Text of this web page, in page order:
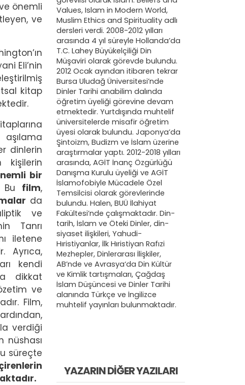
önemli
ve
Eli’nin
kitap
dinlerin
kişilerin
bir
Bu film,
da
ve
Tanrı
iletene
Ayrıca,
kendi
dikkat
ve
Film,
verdiği
nüshası
süreçte
Values, Islam in Modern World,
Muslim Ethics and Spirituality adlı
dersleri verdi. 2008-2012 yılları
arasında 4 yıl süreyle Hollanda’da
T.C. Lahey Büyükelçiliği Din
Müşaviri olarak görevde bulundu.
2012 Ocak ayından itibaren tekrar
Bursa Uludağ Üniversitesi’nde
Dinler Tarihi anabilim dalında
öğretim üyeliği görevine devam
etmektedir. Yurtdışında muhtelif
üniversitelerde misafir öğretim
üyesi olarak bulundu. Japonya’da
Şintoizm, Budizm ve İslam üzerine
araştırmalar yaptı. 2012-2018 yılları
arasında, AGİT İnanç Özgürlüğü
Danışma Kurulu üyeliği ve AGİT
İslamofobiyle Mücadele Özel
Temsilcisi olarak görevlerinde
bulundu. Halen, BUÜ İlahiyat
Fakültesi’nde çalışmaktadır. Din-
tarih, İslam ve Öteki Dinler, din-
siyaset ilişkileri, Yahudi-
Hıristiyanlar, İlk Hıristiyan Rafızi
Mezhepler, Dinlerarası İlişkiler,
AB’nde ve Avrasya‘da Din Kültür
ve Kimlik tartışmaları, Çağdaş
İslam Düşüncesi ve Dinler Tarihi
alanında Türkçe ve İngilizce
muhtelif yayınları bulunmaktadır.
YAZARIN DIĞER YAZILARI